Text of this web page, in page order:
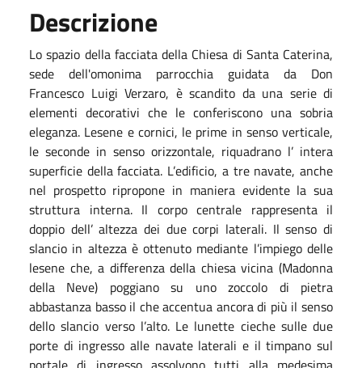
Descrizione
Lo spazio della facciata della Chiesa di Santa Caterina,
sede dell'omonima parrocchia guidata da Don
Francesco Luigi Verzaro, è scandito da una serie di
elementi decorativi che le conferiscono una sobria
eleganza. Lesene e cornici, le prime in senso verticale,
le seconde in senso orizzontale, riquadrano l’ intera
superficie della facciata. L’edificio, a tre navate, anche
nel prospetto ripropone in maniera evidente la sua
struttura interna. Il corpo centrale rappresenta il
doppio dell’ altezza dei due corpi laterali. Il senso di
slancio in altezza è ottenuto mediante l’impiego delle
lesene che, a differenza della chiesa vicina (Madonna
della Neve) poggiano su uno zoccolo di pietra
abbastanza basso il che accentua ancora di più il senso
dello slancio verso l’alto. Le lunette cieche sulle due
porte di ingresso alle navate laterali e il timpano sul